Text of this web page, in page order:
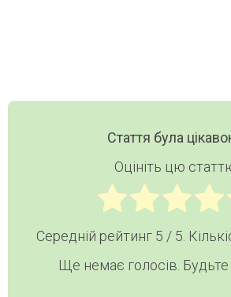
Стаття була
Оцініть цю
Середній рейтинг 5 / 5.
Ще немає голосів.